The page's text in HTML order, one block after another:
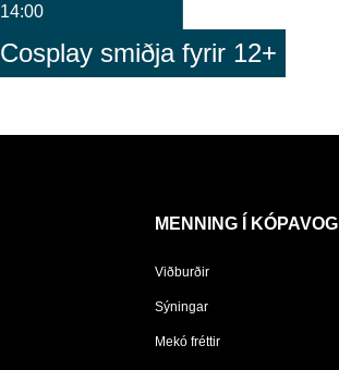
14:00
Cosplay smiðja fyrir 12+
MENNING Í KÓPAVOGI
Viðburðir
Sýningar
Mekó fréttir